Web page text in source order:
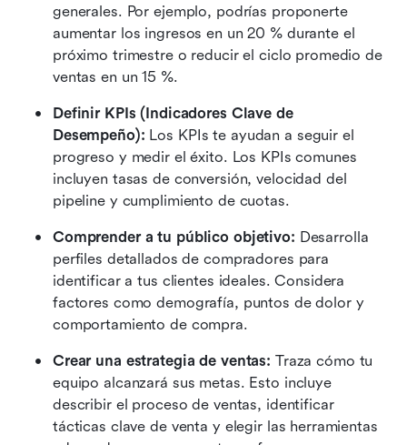
generales. Por ejemplo, podrías proponerte
aumentar los ingresos en un 20 % durante el
próximo trimestre o reducir el ciclo promedio de
ventas en un 15 %.
Definir KPIs (Indicadores Clave de
Desempeño): Los KPIs te ayudan a seguir el
progreso y medir el éxito. Los KPIs comunes
incluyen tasas de conversión, velocidad del
pipeline y cumplimiento de cuotas.
Comprender a tu público objetivo: Desarrolla
perfiles detallados de compradores para
identificar a tus clientes ideales. Considera
factores como demografía, puntos de dolor y
comportamiento de compra.
Crear una estrategia de ventas: Traza cómo tu
equipo alcanzará sus metas. Esto incluye
describir el proceso de ventas, identificar
tácticas clave de venta y elegir las herramientas